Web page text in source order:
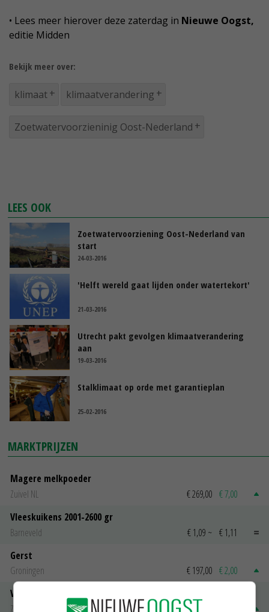
• Lees meer hierover deze zaterdag in Nieuwe Oogst,
editie Midden
Bekijk meer over:
klimaat klimaatverandering
Zoetwatervoorzieninig Oost-Nederland
LEES OOK
Zoetwatervoorziening Oost-Nederland van
start
24-03-2016
'Helft wereld gaat lijden onder watertekort'
21-03-2016
Utrecht pakt gevolgen klimaatverandering
aan
19-03-2016
Stalklimaat op orde met garantieplan
25-02-2016
MARKTPRIJZEN
Magere melkpoeder
Zuivel NL
€ 269,00 € 7,00
Vleeskuikens 2001-2600 gr
Barneveld
€ 1,09 ~ € 1,11
Gerst
Groningen
€ 197,00 € 2,00
Volle melkpoeder
Zuivel NL
€ 345,00